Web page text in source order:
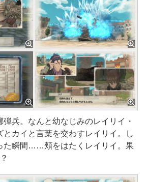
兵。なんと幼なじみのレイリイ・
とカイと言葉を交わすレイリイ。し
た瞬間……頬をはたくレイリイ。果